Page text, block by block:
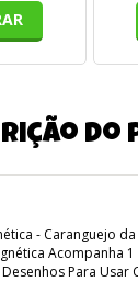
do
- Caranguejo
Acompanha
Para Usar